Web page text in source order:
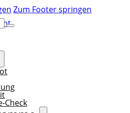
Zum Footer springen
Check